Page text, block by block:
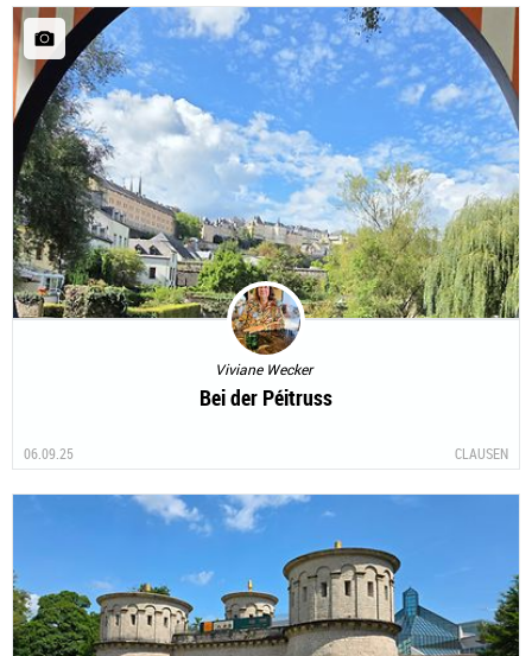
Viviane Wecker
Bei der Péitruss
06.09.25 CLAUSEN